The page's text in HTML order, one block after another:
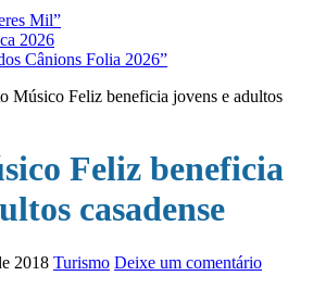
Mil”
2026
Cânions Folia 2026”
Músico Feliz beneficia jovens e adultos
Feliz beneficia
casadense
2018 Turismo Deixe um comentário